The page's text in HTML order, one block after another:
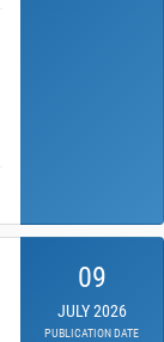
09
JULY 2026
PUBLICATION DATE